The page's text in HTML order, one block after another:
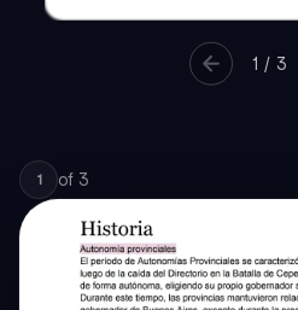
1 / 3
1 of 3